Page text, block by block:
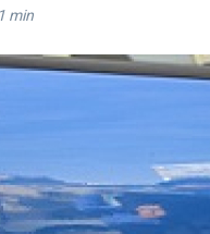
1 min